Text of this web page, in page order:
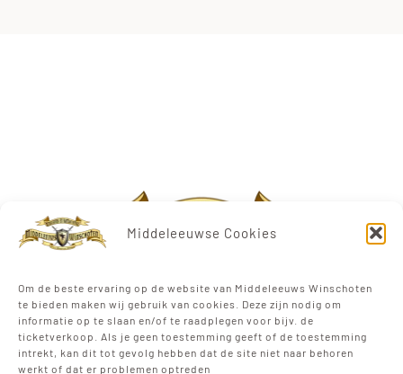
Middeleeuwse Cookies
Om de beste ervaring op de website van Middeleeuws Winschoten
te bieden maken wij gebruik van cookies. Deze zijn nodig om
informatie op te slaan en/of te raadplegen voor bijv. de
ticketverkoop. Als je geen toestemming geeft of de toestemming
intrekt, kan dit tot gevolg hebben dat de site niet naar behoren
werkt of dat er problemen optreden